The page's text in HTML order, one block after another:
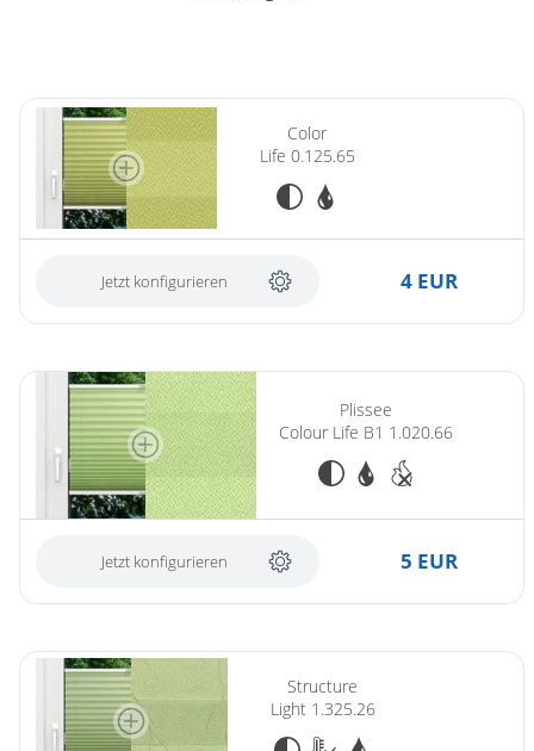
Color
Life 0.125.65
Jetzt konfigurieren 4 EUR
Plissee
Colour Life B1 1.020.66
Jetzt konfigurieren 5 EUR
Structure
Light 1.325.26